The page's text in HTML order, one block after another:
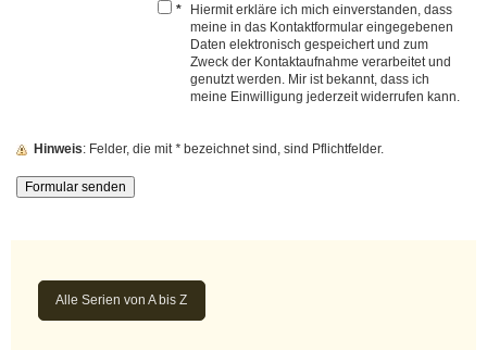
*
Hiermit erkläre ich mich einverstanden, dass
meine in das Kontaktformular eingegebenen
Daten elektronisch gespeichert und zum
Zweck der Kontaktaufnahme verarbeitet und
genutzt werden. Mir ist bekannt, dass ich
meine Einwilligung jederzeit widerrufen kann.
Hinweis : Felder, die mit* bezeichnet sind, sind Pflichtfelder.
Alle Serien von A bis Z